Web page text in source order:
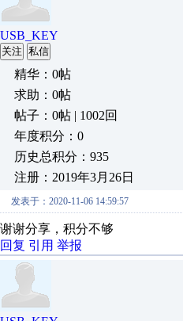
USB_KEY
关注 私信
精华：0帖
求助：0帖
帖子：0帖 | 1002回
年度积分：0
历史总积分：935
注册：2019年3月26日
发表于：2020-11-06 14:59:57
谢谢分享，积分不够
回复 引用 举报